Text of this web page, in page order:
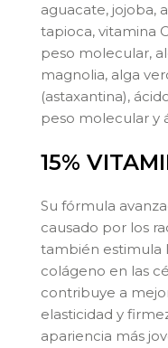
aguacate, jojoba,
tapioca, vitamina
peso molecular,
magnolia, alga
(astaxantina),
peso molecular y
15%
Su fórmula
causado por los
también estimula
colágeno en las
contribuye a
elasticidad y
apariencia más